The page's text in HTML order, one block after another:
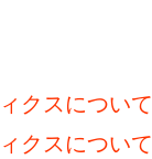
クスについて
クスについて